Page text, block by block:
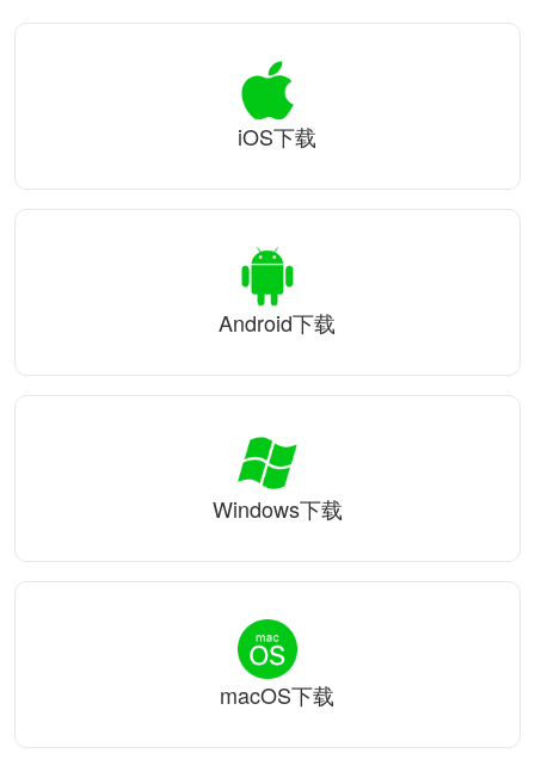
iOS下载
Android下载
Windows下载
macOS下载